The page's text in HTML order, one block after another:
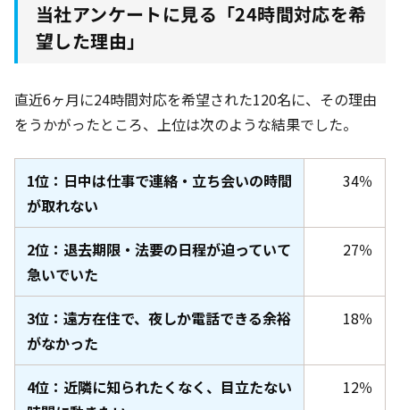
当社アンケートに見る「24時間対応を希
望した理由」
直近6ヶ月に24時間対応を希望された120名に、その理由
をうかがったところ、上位は次のような結果でした。
1位：日中は仕事で連絡・立ち会いの時間
が取れない
34％
2位：退去期限・法要の日程が迫っていて
急いでいた
27％
3位：遠方在住で、夜しか電話できる余裕
がなかった
18％
4位：近隣に知られたくなく、目立たない
12％